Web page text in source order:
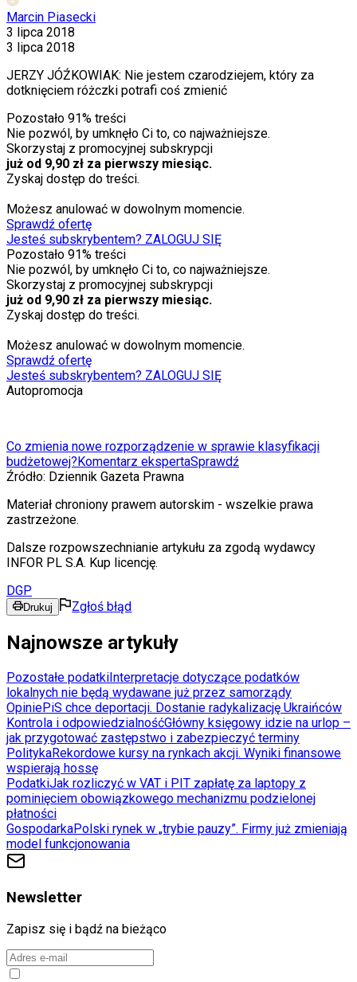
Marcin Piasecki
3 lipca 2018
3 lipca 2018
JERZY JÓŹKOWIAK: Nie jestem czarodziejem, który za
dotknięciem różczki potrafi coś zmienić
Pozostało 91% treści
Nie pozwól, by umknęło Ci to, co najważniejsze.
Skorzystaj z promocyjnej subskrypcji
już od 9,90 zł za pierwszy miesiąc.
Zyskaj dostęp do treści.
Możesz anulować w dowolnym momencie.
Sprawdź ofertę
Jesteś subskrybentem? ZALOGUJ SIĘ
Pozostało 91% treści
Nie pozwól, by umknęło Ci to, co najważniejsze.
Skorzystaj z promocyjnej subskrypcji
już od 9,90 zł za pierwszy miesiąc.
Zyskaj dostęp do treści.
Możesz anulować w dowolnym momencie.
Sprawdź ofertę
Jesteś subskrybentem? ZALOGUJ SIĘ
Autopromocja
Co zmienia nowe rozporządzenie w sprawie klasyfikacji
budżetowej?Komentarz ekspertaSprawdź
Źródło: Dziennik Gazeta Prawna
Materiał chroniony prawem autorskim - wszelkie prawa
zastrzeżone.
Dalsze rozpowszechnianie artykułu za zgodą wydawcy
INFOR PL S.A. Kup licencję.
DGP
Drukuj Zgłoś błąd
Najnowsze artykuły
Pozostałe podatki Interpretacje dotyczące podatków
lokalnych nie będą wydawane już przez samorządy
OpiniePiS chce deportacji. Dostanie radykalizację Ukraińców
Kontrola i odpowiedzialnośćGłówny księgowy idzie na urlop –
jak przygotować zastępstwo i zabezpieczyć terminy
PolitykaRekordowe kursy na rynkach akcji. Wyniki finansowe
wspierają hossę
PodatkiJak rozliczyć w VAT i PIT zapłatę za laptopy z
pominięciem obowiązkowego mechanizmu podzielonej
płatności
GospodarkaPolski rynek w „trybie pauzy”. Firmy już zmieniają
model funkcjonowania
Newsletter
Zapisz się i bądź na bieżąco